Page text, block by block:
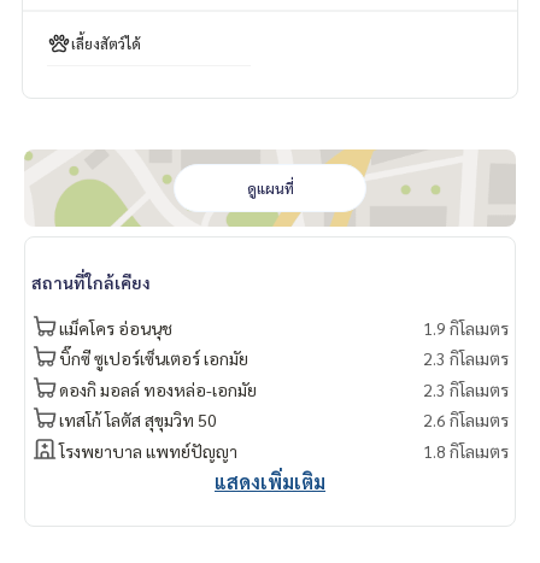
My Celebrity Co., Ltd. Real Estate Agency, Service You Can T
เลี้ยงสัตว์ได้
ดูแผนที่
สถานที่ใกล้เคียง
แม็คโคร อ่อนนุช
1.9 กิโลเมตร
บิ๊กซี ซูเปอร์เซ็นเตอร์ เอกมัย
2.3 กิโลเมตร
ดองกิ มอลล์ ทองหล่อ-เอกมัย
2.3 กิโลเมตร
เทสโก้ โลตัส สุขุมวิท 50
2.6 กิโลเมตร
โรงพยาบาล แพทย์ปัญญา
1.8 กิโลเมตร
แสดงเพิ่มเติม